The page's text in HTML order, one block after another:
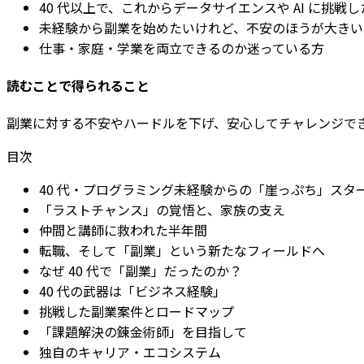
40 代以上で、これからデータサイエンスや AI に挑戦
未経験から副業を始めたいけれど、不安のほうが大き
仕事・家庭・学業を両立できるのか迷っている方
読むことで得られること
副業に対する不安やハードルを下げ、安心してチャレンジで
目次
40 代・プログラミング未経験からの「崖っぷち」スタ
「ラストチャンス」の覚悟と、家族の支え
仲間と講師に救われた半年間
転職、そして「副業」という新たなフィールドへ
なぜ 40 代で「副業」だったのか？
40 代の武器は「ビジネス経験」
挑戦した副業案件とロードマップ
「課題解決の錬金術師」を目指して
独自のキャリア・エコシステム